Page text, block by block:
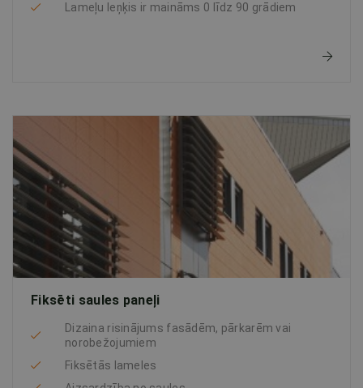
Lameļu leņķis ir maināms 0 līdz 90 grādiem
Fiksēti saules paneļi
Dizaina risinājums fasādēm, pārkarēm vai
norobežojumiem
Fiksētās lameles